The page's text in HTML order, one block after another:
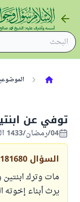
توفي عن
04/رمضان/1433 الموافق 23/يوليو/2012
السؤال 181680
مات وترك
يرث أبناء إخوته